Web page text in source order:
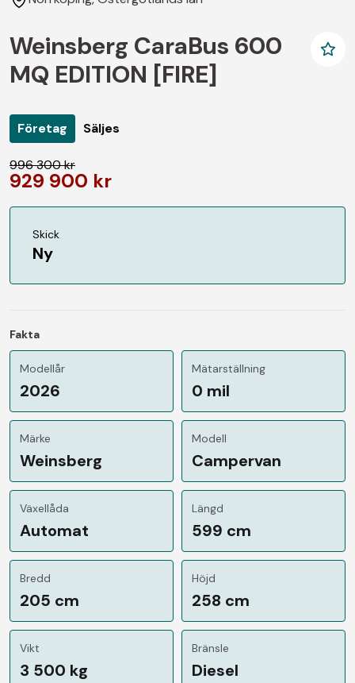
Weinsberg CaraBus 600
MQ EDITION [FIRE]
Företag Säljes
996 300 kr
929 900 kr
Skick
Ny
Fakta
Modellår
2026
Mätarställning
0 mil
Märke
Weinsberg
Modell
Campervan
Växellåda
Automat
Längd
599 cm
Bredd
205 cm
Höjd
258 cm
Vikt
3 500 kg
Bränsle
Diesel